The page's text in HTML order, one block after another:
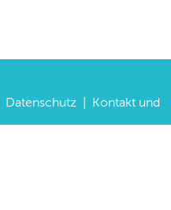
Datenschutz
Kontakt und